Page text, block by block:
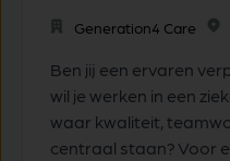
Generation4 Care
Ben jij een ervaren
wil je werken in een
waar kwaliteit,
centraal staan? Voor